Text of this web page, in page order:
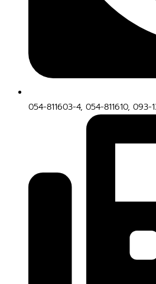
054-811603-4, 054-811610, 093-